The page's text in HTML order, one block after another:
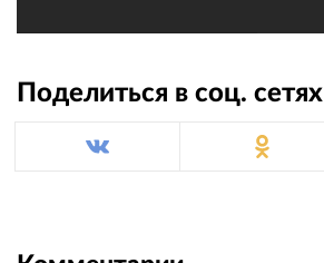
Поделиться в соц. сетях